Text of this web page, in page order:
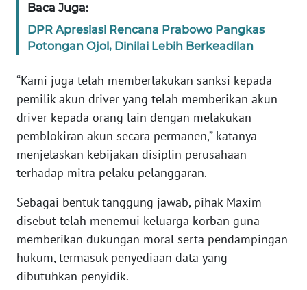
Baca Juga:
DPR Apresiasi Rencana Prabowo Pangkas
Potongan Ojol, Dinilai Lebih Berkeadilan
“Kami juga telah memberlakukan sanksi kepada
pemilik akun driver yang telah memberikan akun
driver kepada orang lain dengan melakukan
pemblokiran akun secara permanen,” katanya
menjelaskan kebijakan disiplin perusahaan
terhadap mitra pelaku pelanggaran.
Sebagai bentuk tanggung jawab, pihak Maxim
disebut telah menemui keluarga korban guna
memberikan dukungan moral serta pendampingan
hukum, termasuk penyediaan data yang
dibutuhkan penyidik.
JABAR
BANTEN
WN
NTT
WN
WN
PAPUA
WN